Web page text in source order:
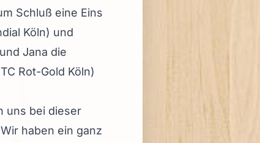
Schluß eine Eins
Köln) und
Jana die
Rot-Gold Köln)
uns bei dieser
haben ein ganz